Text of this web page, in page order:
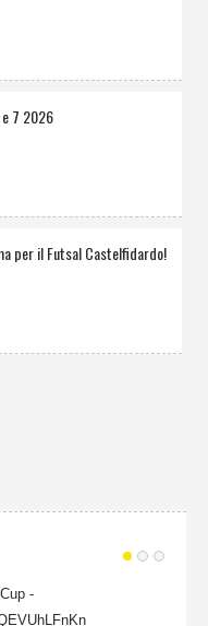
7 2026
per il Futsal Castelfidardo!
-